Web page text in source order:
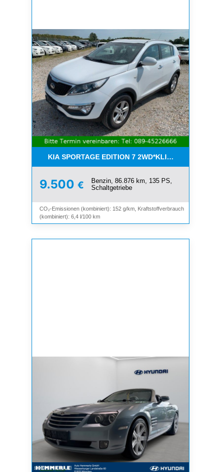
KIA SPORTAGE EDITION 7
9.500 €
Benzin, 86.876 km, 135 PS,
Schaltgetriebe
CO₂-Emissionen (kombiniert): 152 g/km, Kraftstoffverbrauch
(kombiniert): 6,4 l/100 km